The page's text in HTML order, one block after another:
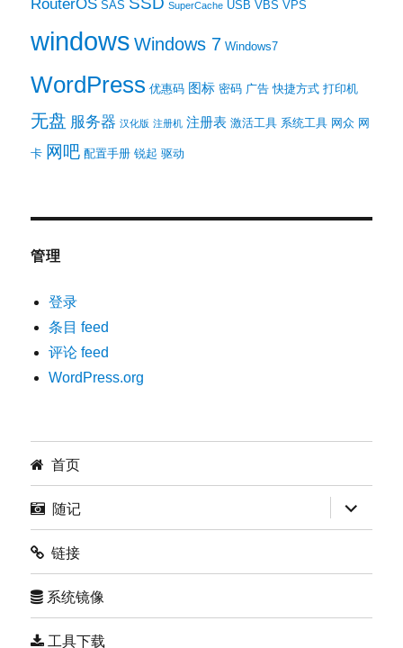
RouterOS SAS SuperCache USB VBS VPS
windows Windows 7 Windows7
WordPress 优惠码 图标 密码 广告 快捷方式 打印机
无盘 服务器 汉化版 注册机 注册表 激活工具 系统工具 网众 网
卡 网吧 配置手册 锐起 驱动
管理
登录
条目 feed
评论 feed
WordPress.org
首页
随记 展
开
子
链接
系统镜像
工具下载